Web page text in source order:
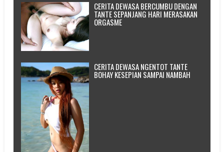
CERITA DEWASA BERCUMBU DENGAN
TANTE SEPANJANG HARI MERASAKAN
ORGASME
CERITA DEWASA NGENTOT TANTE
BOHAY KESEPIAN SAMPAI NAMBAH